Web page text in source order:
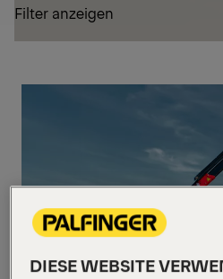
Filter anzeigen
DIESE WEBSITE